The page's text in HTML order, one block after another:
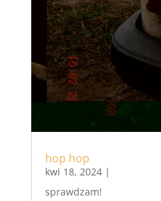
hop hop
kwi 18, 2024|
sprawdzam!